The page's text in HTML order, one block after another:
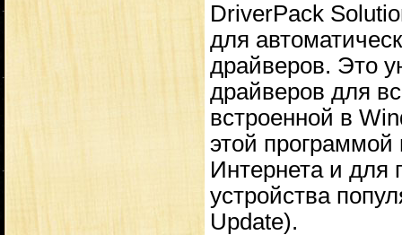
DriverPack
для
драйверов. Это
драйверов для
встроенной в
этой
Интернета и для
устройства
Update).